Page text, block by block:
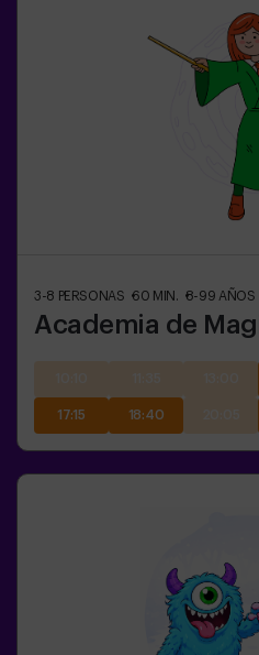
3-8 PERSONAS 60 MIN. 8-99 AÑOS
Academia de
17:15 18:40